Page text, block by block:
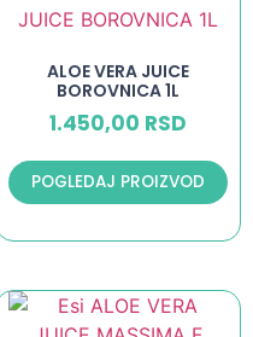
ALOE VERA JUICE
BOROVNICA 1L
1.450,00 RSD
POGLEDAJ PROIZVOD